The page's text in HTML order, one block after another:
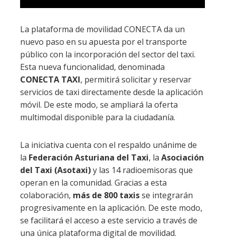
La plataforma de movilidad CONECTA da un
nuevo paso en su apuesta por el transporte
público con la incorporación del sector del taxi.
Esta nueva funcionalidad, denominada
CONECTA TAXI, permitirá solicitar y reservar
servicios de taxi directamente desde la aplicación
móvil. De este modo, se ampliará la oferta
multimodal disponible para la ciudadanía.
La iniciativa cuenta con el respaldo unánime de
la Federación Asturiana del Taxi, la Asociación
del Taxi (Asotaxi)y las 14 radioemisoras que
operan en la comunidad. Gracias a esta
colaboración, más de 800 taxisse integrarán
progresivamente en la aplicación. De este modo,
se facilitará el acceso a este servicio a través de
una única plataforma digital de movilidad.